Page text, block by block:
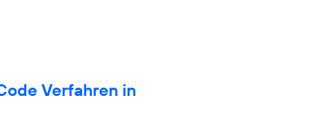
Verfahren in